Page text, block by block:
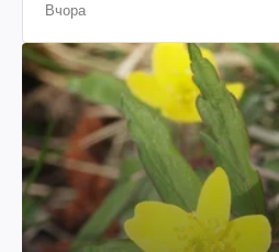
Вчора